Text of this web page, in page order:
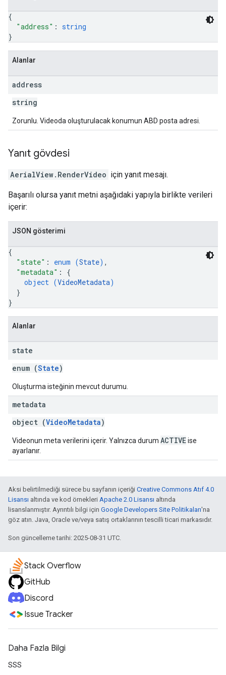
{
"address" : string
}
Alanlar
address
string
Zorunlu. Videoda oluşturulacak konumun ABD posta adresi.
Yanıt gövdesi
AerialView.RenderVideo için yanıt mesajı.
Başarılı olursa yanıt metni aşağıdaki yapıyla birlikte verileri
içerir:
JSON gösterimi
{
"state" : enum (State) ,
"metadata" : {
object (VideoMetadata)
}
}
Alanlar
state
enum (State)
Oluşturma isteğinin mevcut durumu.
metadata
object (VideoMetadata)
Videonun meta verilerini içerir. Yalnızca durum ACTIVEise
ayarlanır.
Aksi belirtilmediği sürece bu sayfanın içeriği Creative Commons Atıf 4.0
Lisansı altında ve kod örnekleri Apache 2.0 Lisansı altında
lisanslanmıştır. Ayrıntılı bilgi için Google Developers Site Politikaları'na
göz atın. Java, Oracle ve/veya satış ortaklarının tescilli ticari markasıdır.
Son güncelleme tarihi: 2025-08-31 UTC.
Stack Overflow
GitHub
Discord
Issue Tracker
Daha Fazla Bilgi
SSS